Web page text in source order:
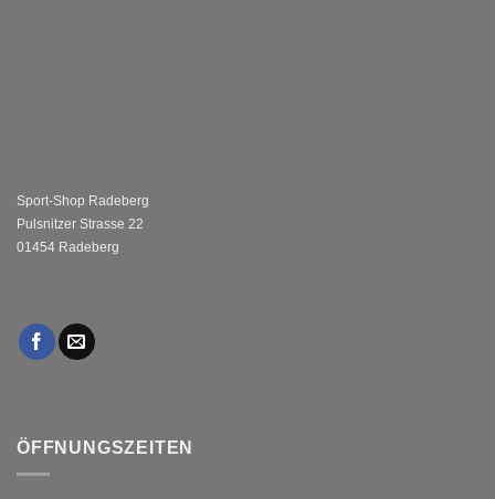
Sport-Shop Radeberg
Pulsnitzer Strasse 22
01454 Radeberg
ÖFFNUNGSZEITEN